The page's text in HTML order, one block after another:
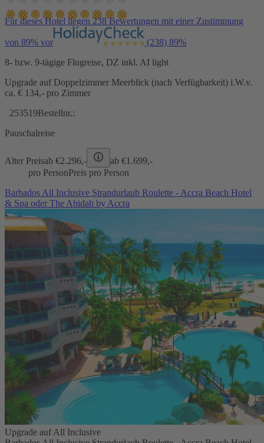
Für dieses Hotel liegen 238 Bewertungen mit einer Zustimmung
von 89% vor (238) 89%
8- bzw. 9-tägige Flugreise, DZ inkl. AI light
Upgrade auf Doppelzimmer Meerblick (nach Verfügbarkeit) i.W.v.
ca. € 134,- pro Zimmer
253519Bestellnr.:
Pauschalreise
Alter Preisab €2.296,- ab €1.699,-
pro PersonPreis pro Person
Barbados All Inclusive Strandurlaub Roulette - Accra Beach Hotel
& Spa oder The Abidah by Accra
Upgrade auf All Inclusive